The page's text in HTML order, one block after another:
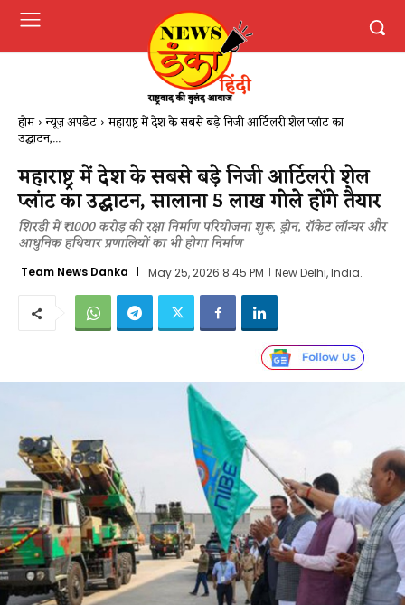
होम न्यूज़ अपडेट महाराष्ट्र में देश के सबसे बड़े निजी आर्टिलरी शेल प्लांट का
उद्घाटन,...
महाराष्ट्र में देश के सबसे बड़े निजी आर्टिलरी शेल
प्लांट का उद्घाटन, सालाना 5 लाख गोले होंगे तैयार
शिरडी में ₹1000 करोड़ की रक्षा निर्माण परियोजना शुरू, ड्रोन, रॉकेट लॉन्चर और
आधुनिक हथियार प्रणालियों का भी होगा निर्माण
Team News Danka May 25, 2026 8:45 PM New Delhi, India.